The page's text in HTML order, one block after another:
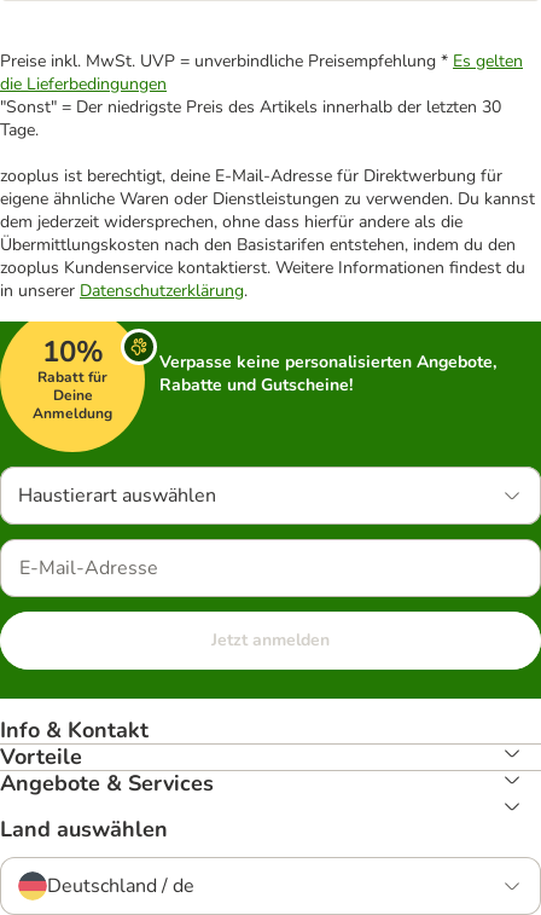
Preise inkl. MwSt. UVP = unverbindliche Preisempfehlung * Es gelten
die Lieferbedingungen
"Sonst" = Der niedrigste Preis des Artikels innerhalb der letzten 30
Tage.
zooplus ist berechtigt, deine E-Mail-Adresse für Direktwerbung für
eigene ähnliche Waren oder Dienstleistungen zu verwenden. Du kannst
dem jederzeit widersprechen, ohne dass hierfür andere als die
Übermittlungskosten nach den Basistarifen entstehen, indem du den
zooplus Kundenservice kontaktierst. Weitere Informationen findest du
in unserer Datenschutzerklärung.
10%
Rabatt für
Deine
Anmeldung
Verpasse keine personalisierten Angebote,
Rabatte und Gutscheine!
Haustierart auswählen
Jetzt anmelden
Info & Kontakt
Vorteile
Angebote & Services
Land auswählen
Deutschland / de